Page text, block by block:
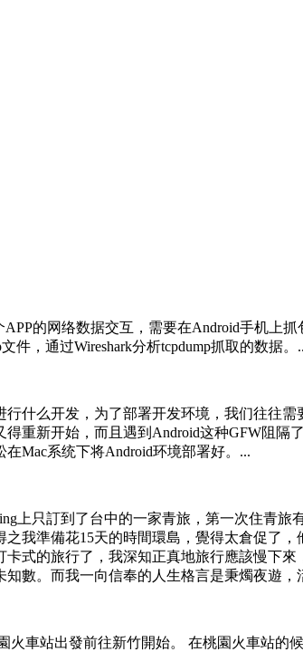
的网络数据交互，需要在Android手机上抓
件，通过Wireshark分析tcpdump抓取的数据。
什么开发，为了部署开发环境，我们往往
重新开始，而且遇到Android这种GFW阻
Mac系统下将Android环境部署好。...
上只訂到了台中的一家青旅，第一次住青
我準備花15天的時間環島，覺得太倉促了
式的旅行了，我深知正真地旅行應該慢下
數。而我一向信奉的人生格言是秉燭夜遊，
車站出發前往新竹開始。 在桃園火車站的